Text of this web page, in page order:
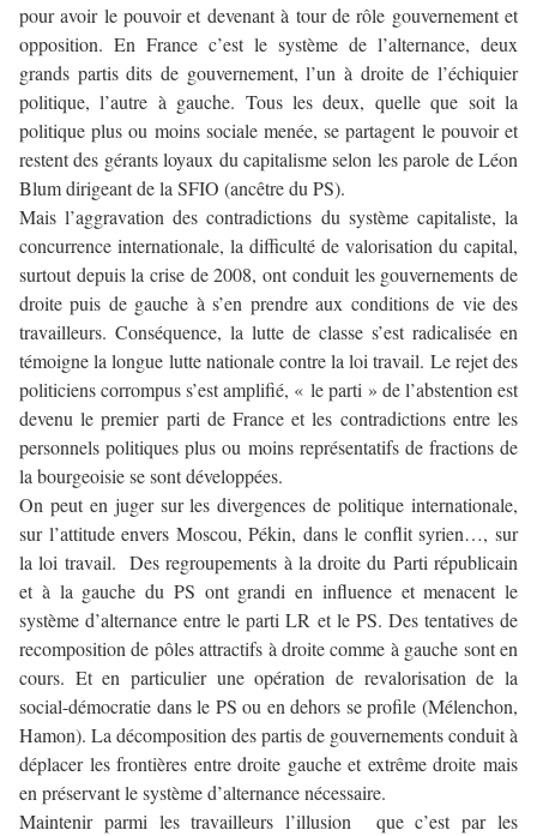
pour avoir le pouvoir et devenant à tour de rôle gouvernement et
opposition. En France c’est le système de l’alternance, deux
grands partis dits de gouvernement, l’un à droite de l’échiquier
politique, l’autre à gauche. Tous les deux, quelle que soit la
politique plus ou moins sociale menée, se partagent le pouvoir et
restent des gérants loyaux du capitalisme selon les parole de Léon
Blum dirigeant de la SFIO (ancêtre du PS).
Mais l’aggravation des contradictions du système capitaliste, la
concurrence internationale, la difficulté de valorisation du capital,
surtout depuis la crise de 2008, ont conduit les gouvernements de
droite puis de gauche à s’en prendre aux conditions de vie des
travailleurs. Conséquence, la lutte de classe s’est radicalisée en
témoigne la longue lutte nationale contre la loi travail. Le rejet des
politiciens corrompus s’est amplifié, « le parti » de l’abstention est
devenu le premier parti de France et les contradictions entre les
personnels politiques plus ou moins représentatifs de fractions de
la bourgeoisie se sont développées.
On peut en juger sur les divergences de politique internationale,
sur l’attitude envers Moscou, Pékin, dans le conflit syrien…, sur
la loi travail. Des regroupements à la droite du Parti républicain
et à la gauche du PS ont grandi en influence et menacent le
système d’alternance entre le parti LR et le PS. Des tentatives de
recomposition de pôles attractifs à droite comme à gauche sont en
cours. Et en particulier une opération de revalorisation de la
social-démocratie dans le PS ou en dehors se profile (Mélenchon,
Hamon). La décomposition des partis de gouvernements conduit à
déplacer les frontières entre droite gauche et extrême droite mais
en préservant le système d’alternance nécessaire.
Maintenir parmi les travailleurs l’illusion que c’est par les